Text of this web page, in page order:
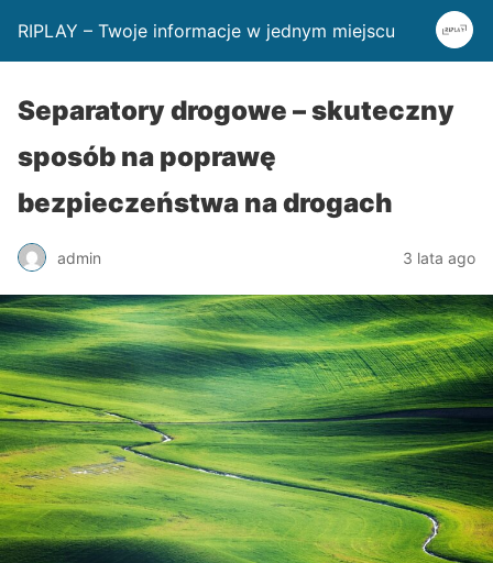
RIPLAY – Twoje informacje w jednym miejscu
Separatory drogowe – skuteczny
sposób na poprawę
bezpieczeństwa na drogach
admin 3 lata ago